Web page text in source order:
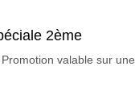
2ème
valable sur une